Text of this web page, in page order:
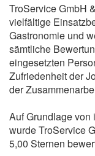
TroService GmbH
vielfältige
Gastronomie und
sämtliche
eingesetzten
Zufriedenheit der
der
Auf Grundlage
wurde TroService
5,00 Sternen